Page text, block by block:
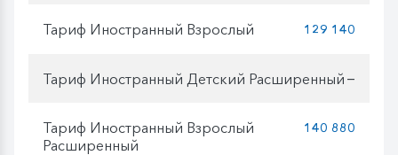
Тариф Иностранный Взрослый 129 140
Тариф Иностранный Детский Расширенный —
Тариф Иностранный Взрослый
Расширенный
140 880